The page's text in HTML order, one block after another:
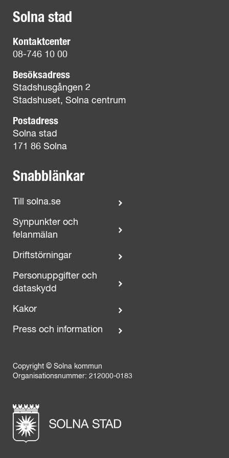
Solna stad
Kontaktcenter
08-746 10 00
Besöksadress
Stadshusgången 2
Stadshuset, Solna centrum
Postadress
Solna stad
171 86 Solna
Snabblänkar
Till solna.se
Synpunkter och
felanmälan
Driftstörningar
Personuppgifter och
dataskydd
Kakor
Press och information
Copyright © Solna kommun
Organisationsnummer: 212000-0183